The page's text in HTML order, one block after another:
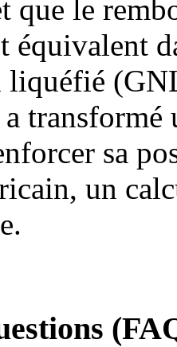
que le
équivalent
liquéfié
sa
un